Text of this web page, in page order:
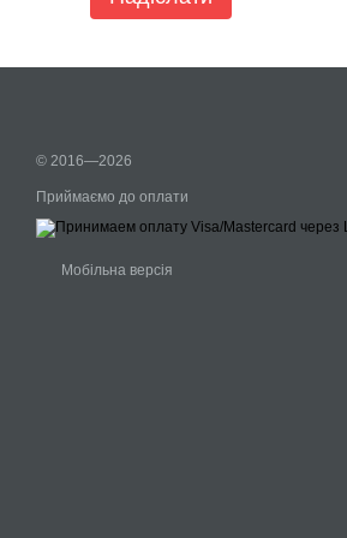
© 2016—2026
Приймаємо до оплати
Мобільна версія